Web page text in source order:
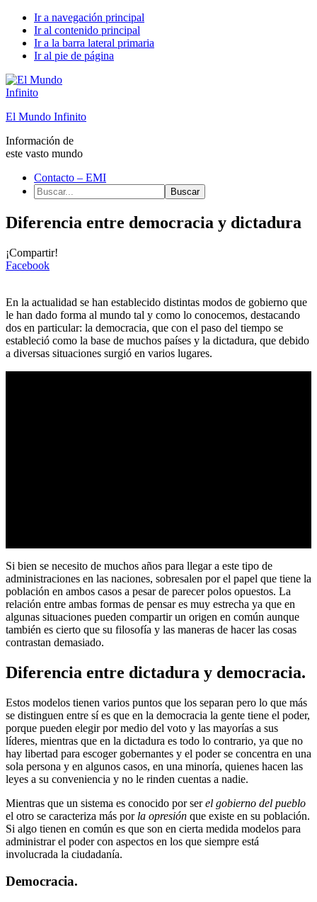
Ir a navegación principal
Ir al contenido principal
Ir a la barra lateral primaria
Ir al pie de página
El Mundo Infinito
Información de
este vasto mundo
Contacto – EMI
Buscar...
Diferencia entre democracia y dictadura
¡Compartir!
Facebook
En la actualidad se han establecido distintas modos de gobierno que
le han dado forma al mundo tal y como lo conocemos, destacando
dos en particular: la democracia, que con el paso del tiempo se
estableció como la base de muchos países y la dictadura, que debido
a diversas situaciones surgió en varios lugares.
Si bien se necesito de muchos años para llegar a este tipo de
administraciones en las naciones, sobresalen por el papel que tiene la
población en ambos casos a pesar de parecer polos opuestos. La
relación entre ambas formas de pensar es muy estrecha ya que en
algunas situaciones pueden compartir un origen en común aunque
también es cierto que su filosofía y las maneras de hacer las cosas
contrastan demasiado.
Diferencia entre dictadura y democracia.
Estos modelos tienen varios puntos que los separan pero lo que más
se distinguen entre sí es que en la democracia la gente tiene el poder,
porque pueden elegir por medio del voto y las mayorías a sus
líderes, mientras que en la dictadura es todo lo contrario, ya que no
hay libertad para escoger gobernantes y el poder se concentra en una
sola persona y en algunos casos, en una minoría, quienes hacen las
leyes a su conveniencia y no le rinden cuentas a nadie.
Mientras que un sistema es conocido por serel gobierno del pueblo
el otro se caracteriza más por la opresión que existe en su población.
Si algo tienen en común es que son en cierta medida modelos para
administrar el poder con aspectos en los que siempre está
involucrada la ciudadanía.
Democracia.